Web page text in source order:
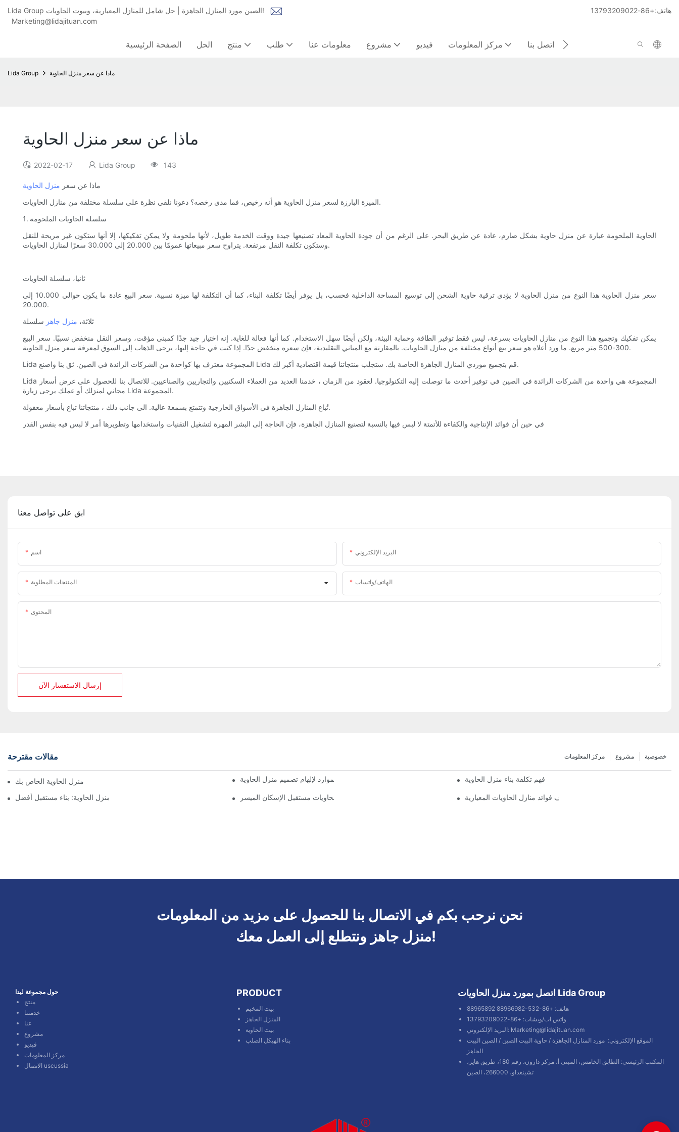
Lida Group الصين مورد المنازل الجاهزة | حل شامل للمنازل المعيارية، وبيوت الحاويات!
Marketing@lidajituan.com
هاتف:+86-13793209022
الصفحة الرئيسية الحل منتج طلب معلومات عنا مشروع فيديو مركز المعلومات اتصل بنا
Lida Group ماذا عن سعر منزل الحاوية
ماذا عن سعر منزل الحاوية
2022-02-17 Lida Group 143
ماذا عن سعر منزل الحاوية
الميزة البارزة لسعر منزل الحاوية هو أنه رخيص، فما مدى رخصه؟ دعونا نلقي نظرة على سلسلة مختلفة من منازل الحاويات.
1. سلسلة الحاويات الملحومة
الحاوية الملحومة عبارة عن منزل حاوية بشكل صارم، عادة عن طريق البحر. على الرغم من أن جودة الحاوية المعاد تصنيعها جيدة ووقت الخدمة طويل، لأنها ملحومة ولا يمكن تفكيكها، إلا أنها ستكون غير مريحة للنقل
وستكون تكلفة النقل مرتفعة. يتراوح سعر مبيعاتها عمومًا بين 20.000 إلى 30.000 سعرًا لمنازل الحاويات.
ثانيا، سلسلة الحاويات
سعر منزل الحاوية هذا النوع من منزل الحاوية لا يؤدي ترقية حاوية الشحن إلى توسيع المساحة الداخلية فحسب، بل يوفر أيضًا تكلفة البناء، كما أن التكلفة لها ميزة نسبية. سعر البيع عادة ما يكون حوالي 10.000 إلى
20.000.
ثلاثة، منزل جاهز سلسلة
يمكن تفكيك وتجميع هذا النوع من منازل الحاويات بسرعة، ليس فقط توفير الطاقة وحماية البيئة، ولكن أيضًا سهل الاستخدام. كما أنها فعالة للغاية. إنه اختيار جيد جدًا كمبنى مؤقت، وسعر النقل منخفض نسبيًا. سعر البيع
300-500 متر مربع. ما ورد أعلاه هو سعر بيع أنواع مختلفة من منازل الحاويات. بالمقارنة مع المباني التقليدية، فإن سعره منخفض جدًا. إذا كنت في حاجة إليها، يرجى الذهاب إلى السوق لمعرفة سعر منزل الحاوية.
Lida المجموعة معترف بها كواحدة من الشركات الرائدة في الصين. ثق بنا واصنع Lida قم بتجميع موردي المنازل الجاهزة الخاصة بك. ستجلب منتجاتنا قيمة اقتصادية أكبر لك.
Lida المجموعة هي واحدة من الشركات الرائدة في الصين في توفير أحدث ما توصلت إليه التكنولوجيا. لعقود من الزمان ، خدمنا العديد من العملاء السكنيين والتجاريين والصناعيين. للاتصال بنا للحصول على عرض أسعار
مجاني لمنزلك أو عملك يرجى زيارة Lida المجموعة.
تُباع المنازل الجاهزة في الأسواق الخارجية وتتمتع بسمعة عالية. الى جانب ذلك ، منتجاتنا تباع بأسعار معقولة.
في حين أن فوائد الإنتاجية والكفاءة للأتمتة لا لبس فيها بالنسبة لتصنيع المنازل الجاهزة، فإن الحاجة إلى البشر المهرة لتشغيل التقنيات واستخدامها وتطويرها أمر لا لبس فيه بنفس القدر
ابق على تواصل معنا
اسم البريد الإلكتروني
المنتجات المطلوبة الهاتف/واتساب
المحتوى
إرسال الاستفسار الآن
مقالات مقترحة خصوصية مشروع مركز المعلومات
التنقل في اللوائح مع منشئ منزل الحاوية الخاص بك أعلى الموارد لإلهام تصميم منزل الحاوية فهم تكلفة بناء منزل الحاوية
بناة منزل الحاوية: بناء مستقبل أفضل لماذا تعتبر منازل الحاويات مستقبل الإسكان الميسر استكشاف فوائد منازل الحاويات المعيارية
نحن نرحب بكم في الاتصال بنا للحصول على مزيد من المعلومات
منزل جاهز ونتطلع إلى العمل معك!
حول مجموعة ليدا
منتج
خدمتنا
عنا
فيديو
مركز المعلومات
الاتصال uscussia
PRODUCT
بيت المخيم
المنزل الجاهز
بيت الحاوية
بناء الهيكل الصلب
اتصل بمورد منزل الحاويات Lida Group
هاتف: +86-532-88966982 88965892
واتس اب/ويشات: +86-13793209022
البريد الإلكتروني: Marketing@lidajituan.com
الموقع الإلكتروني: مورد المنازل الجاهزة / حاوية البيت الصين / الصين البيت
الجاهز
المكتب الرئيسي: الطابق الخامس، المبنى أ، مركز دارون، رقم 180، طريق هاير،
تشينغداو، 266000، الصين